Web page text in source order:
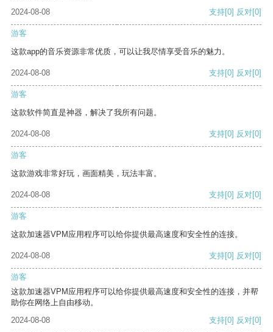
2024-08-08
支持[0] 反对[0]
游客
这款app的音乐资源非常优质，可以让我尽情享受音乐的魅力。
2024-08-08 支持[0] 反对[0]
游客
这款软件简直是神器，解决了我所有问题。
2024-08-08 支持[0] 反对[0]
游客
这款游戏非常好玩，画面精美，玩法丰富。
2024-08-08 支持[0] 反对[0]
游客
这款加速器VPM应用程序可以给你提供最高速度和安全性的连接。
2024-08-08 支持[0] 反对[0]
游客
这款加速器VPM应用程序可以给你提供最高速度和安全性的连接，并帮
助你在网络上自由移动。
2024-08-08
支持[0] 反对[0]